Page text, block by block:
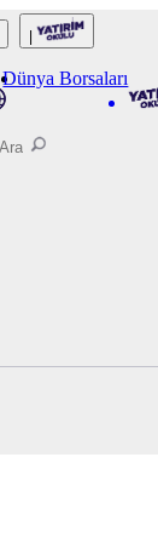
Dünya Borsaları